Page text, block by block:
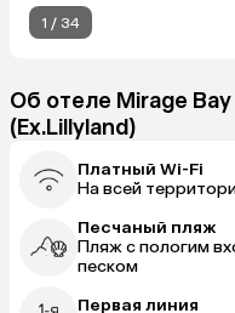
1 / 34
Об отеле Mirage
(Ex.Lillyland)
Платный Wi-Fi
На всей
Песчаный пляж
Пляж с пологим
песком
Первая линия